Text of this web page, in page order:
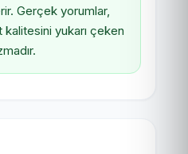
Gerçek yorumlar,
yukarı çeken